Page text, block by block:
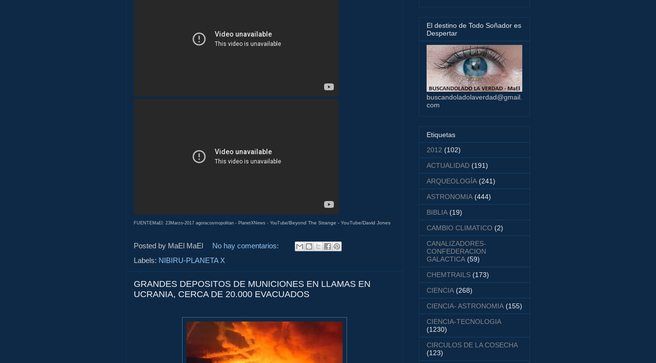
FUENTEMaEl: 23Marzo-2017 agoracosmopolitan - PlanetXNews - YouTube/Beyond The Strange - YouTube/David Jones
Posted by MaEl MaEl
No hay comentarios:
Labels: NIBIRU-PLANETA X
GRANDES DEPOSITOS DE MUNICIONES EN LLAMAS EN
UCRANIA, CERCA DE 20.000 EVACUADOS
El destino de Todo Soñador es
Despertar
buscandoladolaverdad@gmail.
com
Etiquetas
2012 (102)
ACTUALIDAD (191)
ARQUEOLOGÍA (241)
ASTRONOMIA (444)
BIBLIA (19)
CAMBIO CLIMATICO (2)
CANALIZADORES-
CONFEDERACION
GALACTICA (59)
CHEMTRAILS (173)
CIENCIA (268)
CIENCIA- ASTRONOMIA (155)
CIENCIA-TECNOLOGIA
(1230)
CIRCULOS DE LA COSECHA
(123)